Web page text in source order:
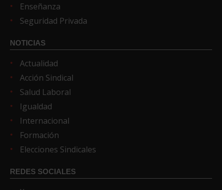
Enseñanza
Seguridad Privada
NOTICIAS
Actualidad
Acción Sindical
Salud Laboral
Igualdad
Internacional
Formación
Elecciones Sindicales
REDES SOCIALES